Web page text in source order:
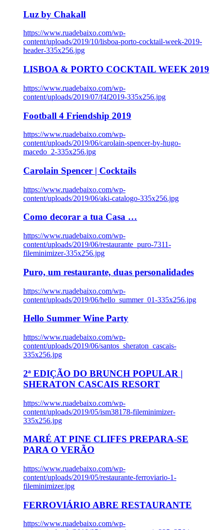
Luz by Chakall
https://www.ruadebaixo.com/wp-
content/uploads/2019/10/lisboa-porto-cocktail-week-2019-
header-335x256.jpg
LISBOA & PORTO COCKTAIL WEEK 2019
https://www.ruadebaixo.com/wp-
content/uploads/2019/07/f4f2019-335x256.jpg
Football 4 Friendship 2019
https://www.ruadebaixo.com/wp-
content/uploads/2019/06/carolain-spencer-by-hugo-
macedo_2-335x256.jpg
Carolain Spencer | Cocktails
https://www.ruadebaixo.com/wp-
content/uploads/2019/06/aki-catalogo-335x256.jpg
Como decorar a tua Casa …
https://www.ruadebaixo.com/wp-
content/uploads/2019/06/restaurante_puro-7311-
fileminimizer-335x256.jpg
Puro, um restaurante, duas personalidades
https://www.ruadebaixo.com/wp-
content/uploads/2019/06/hello_summer_01-335x256.jpg
Hello Summer Wine Party
https://www.ruadebaixo.com/wp-
content/uploads/2019/06/santos_sheraton_cascais-
335x256.jpg
2ª EDIÇÃO DO BRUNCH POPULAR |
SHERATON CASCAIS RESORT
https://www.ruadebaixo.com/wp-
content/uploads/2019/05/ism38178-fileminimizer-
335x256.jpg
MARÉ AT PINE CLIFFS PREPARA-SE
PARA O VERÃO
https://www.ruadebaixo.com/wp-
content/uploads/2019/05/restaurante-ferroviario-1-
fileminimizer.jpg
FERROVIÁRIO ABRE RESTAURANTE
https://www.ruadebaixo.com/wp-